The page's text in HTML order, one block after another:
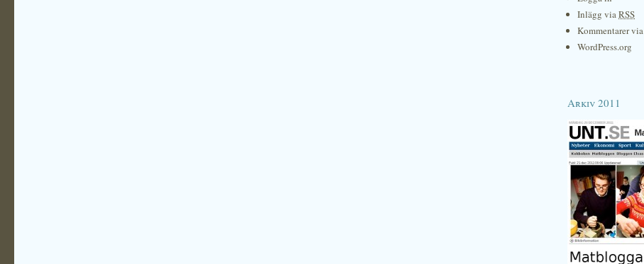
Inlägg viaRSS
Kommentarer via
WordPress.org
Arkiv 2011